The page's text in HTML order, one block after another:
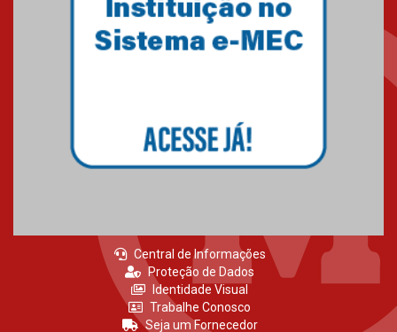
Central de Informações
Proteção de Dados
Identidade Visual
Trabalhe Conosco
Seja um Fornecedor